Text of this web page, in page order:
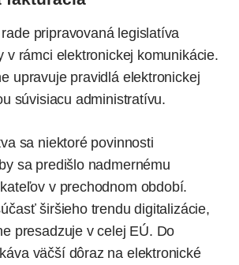
pripravovaná legislatíva
v rámci elektronickej komunikácie.
upravuje pravidlá elektronickej
súvisiacu administratívu.
sa niektoré povinnosti
sa predišlo nadmernému
v prechodnom období.
širšieho trendu digitalizácie,
presadzuje v celej EÚ. Do
väčší dôraz na elektronické